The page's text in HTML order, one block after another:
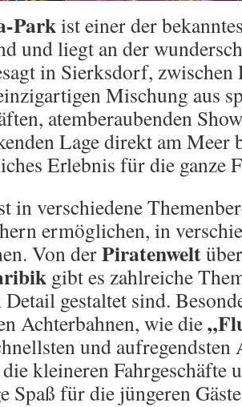
Parkist einer der
und liegt an der
in Sierksdorf,
Mischung aus
atemberaubenden
Lage direkt am Meer
Erlebnis für die ganze
in verschiedene
ermöglichen, in
Von derPiratenwelt
gibt es zahlreiche
gestaltet sind.
Achterbahnen, wie die
und aufregendsten
kleineren Fahrgeschäfte
Spaß für die jüngeren